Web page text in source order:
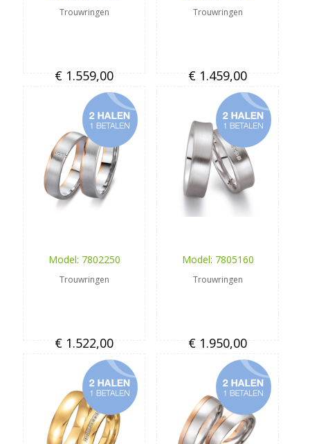
Trouwringen
€ 1.559,00
Trouwringen
€ 1.459,00
Model: 7802250
Trouwringen
€ 1.522,00
Model: 7805160
Trouwringen
€ 1.950,00